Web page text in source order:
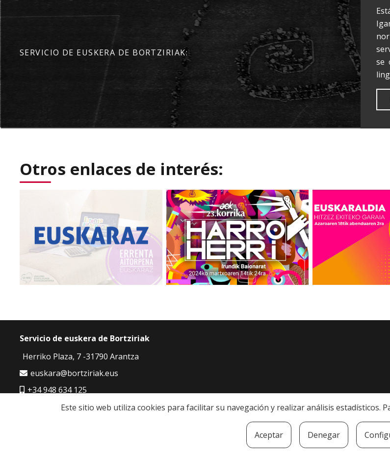
SERVICIO DE EUSKERA DE BORTZIRIAK:
se
Otros enlaces de interés:
Servicio de euskera de Bortziriak
Herriko Plaza, 7 -31790 Arantza
euskara@bortziriak.eus
+34 948 634 125
680 65 06 50Este sitio web utiliza cookies para facilitar su navegación y realizar análisis estadísticos.
Aceptar Denegar